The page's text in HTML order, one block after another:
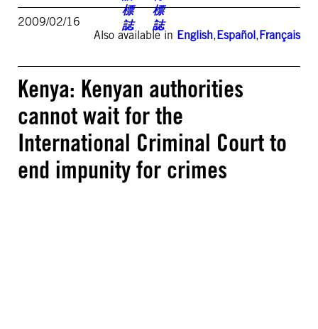
2009/02/16
Also available in English,Español,Français
Kenya: Kenyan authorities
cannot wait for the
International Criminal Court to
end impunity for crimes